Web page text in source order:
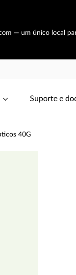
— um único local
Suporte e
40G